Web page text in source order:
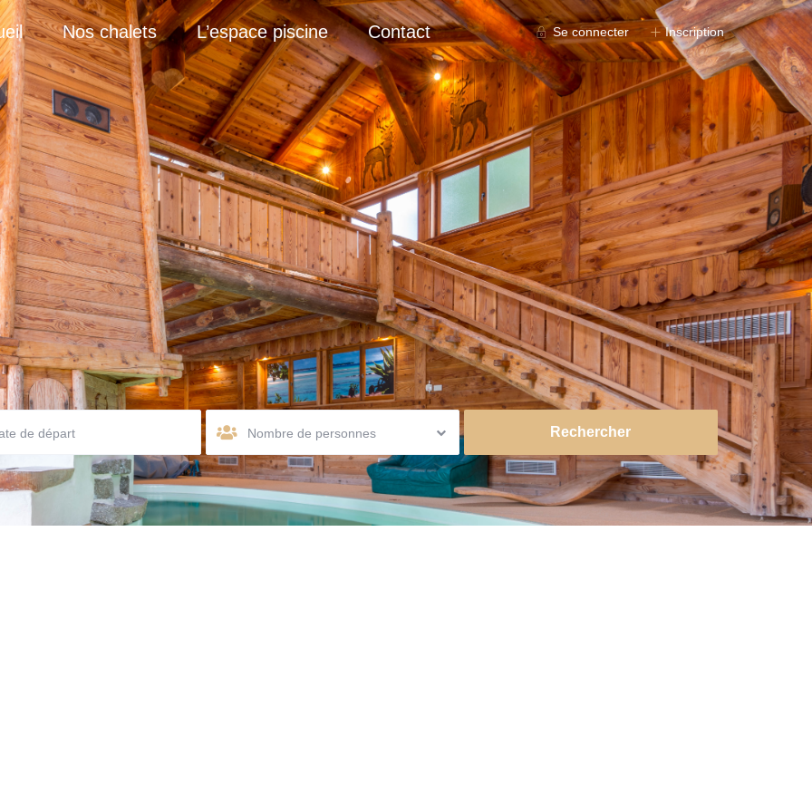
Se connecter Inscription
Nos chalets L’espace piscine Contact
Nombre de personnes